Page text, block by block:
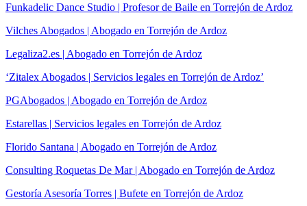
Funkadelic Dance Studio | Profesor de Baile en Torrejón de Ardoz
Vilches Abogados | Abogado en Torrejón de Ardoz
Legaliza2.es | Abogado en Torrejón de Ardoz
‘Zitalex Abogados | Servicios legales en Torrejón de Ardoz’
PGAbogados | Abogado en Torrejón de Ardoz
Estarellas | Servicios legales en Torrejón de Ardoz
Florido Santana | Abogado en Torrejón de Ardoz
Consulting Roquetas De Mar | Abogado en Torrejón de Ardoz
Gestoría Asesoría Torres | Bufete en Torrejón de Ardoz